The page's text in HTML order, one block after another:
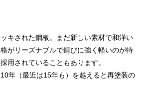
キされた鋼板。まだ新しい素材で和洋い
がリーズナブルで錆びに強く軽いのが特
用されていることもあります。
年（最近は15年も）を越えると再塗装の